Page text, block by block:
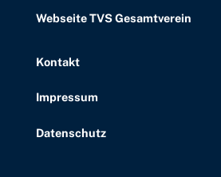
Webseite TVS Gesamtverein
Kontakt
Impressum
Datenschutz